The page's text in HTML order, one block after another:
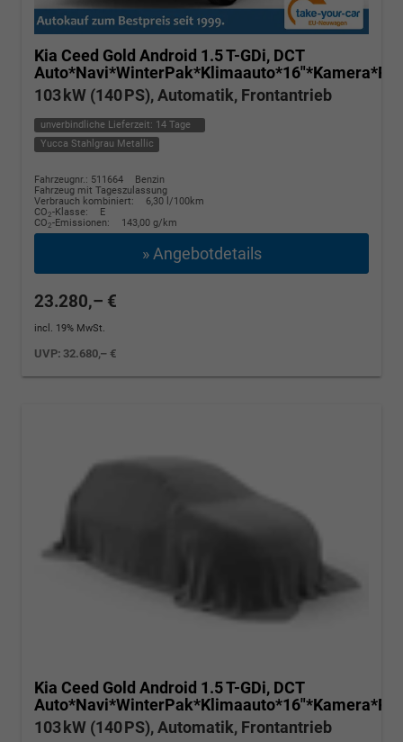
Kia Ceed Gold Android 1.5 T-GDi, DCT
103 kW (140 PS), Automatik, Frontantrieb
unverbindliche Lieferzeit: 14 Tage
Yucca Stahlgrau Metallic
Fahrzeugnr.: 511664
Benzin
Fahrzeug mit Tageszulassung
Verbrauch kombiniert:
6,30 l/100km
CO2-Klasse:
E
CO2-Emissionen: 143,00 g/km
» Angebotdetails
23.280,– €
incl. 19% MwSt.
UVP: 32.680,– €
Kia Ceed Gold Android 1.5 T-GDi, DCT
103 kW (140 PS), Automatik, Frontantrieb